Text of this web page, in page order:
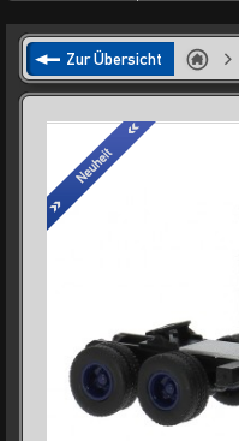
Zur Übersicht